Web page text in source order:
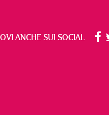
ANCHE SUI SOCIAL